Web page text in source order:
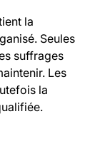
la
Seules
suffrages
Les
la